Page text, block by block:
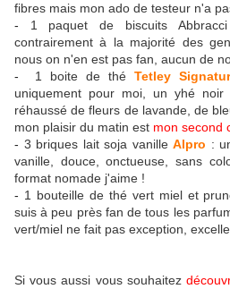
fibres mais mon ado de testeur n'a
- 1 paquet de biscuits
contrairement à la majorité des
nous on n'en est pas fan, aucun de
- 1 boite de thé Tetley
uniquement pour moi, un yhé noir
réhaussé de fleurs de lavande, de
mon plaisir du matin est mon second
- 3 briques lait soja vanilleAlpro :
vanille, douce, onctueuse, sans
format nomade j'aime !
- 1 bouteille de thé vert miel et
suis à peu près fan de tous les
vert/miel ne fait pas exception,
Si vous aussi vous souhaitez